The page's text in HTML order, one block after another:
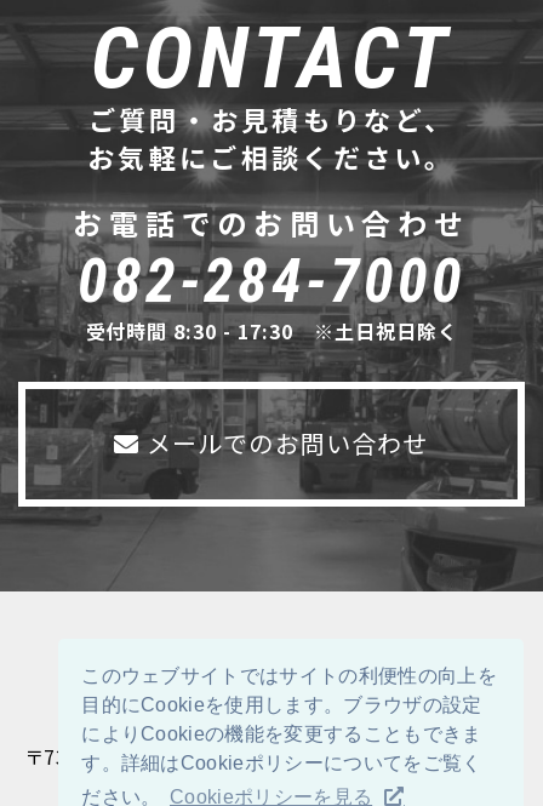
このウェブサイトではサイトの利便性の向上を
目的にCookieを使用します。ブラウザの設定
によりCookieの機能を変更することもできま
す。詳細はCookieポリシーについてをご覧く
ださい。
Cookieポリシーを見る
CONTACT
ご質問・お見積もりなど、
お気軽にご相談ください。
お電話でのお問い合わせ
082-284-7000
受付時間 8:30 - 17:30 ※土日祝日除く
メールでのお問い合わせ
〒732-0044 広島県広島市東区矢賀新町5-7-4